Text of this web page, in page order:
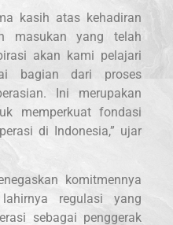
kasih atas kehadiran
masukan yang telah
akan kami pelajari
bagian dari proses
Ini merupakan
memperkuat fondasi
di Indonesia,” ujar
komitmennya
regulasi yang
sebagai penggerak